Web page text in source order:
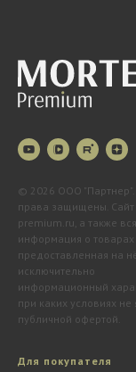
© 2026 ООО "Партнер".
права защищены. Сайт
premium.ru, а также вся
информация о товарах
предоставленная на
исключительно
информационный
при каких условиях не
публичной офертой.
Для покупателя